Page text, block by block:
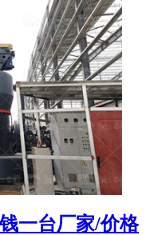
一台厂家/价格